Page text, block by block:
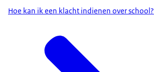
Hoe kan ik een klacht indienen over school?